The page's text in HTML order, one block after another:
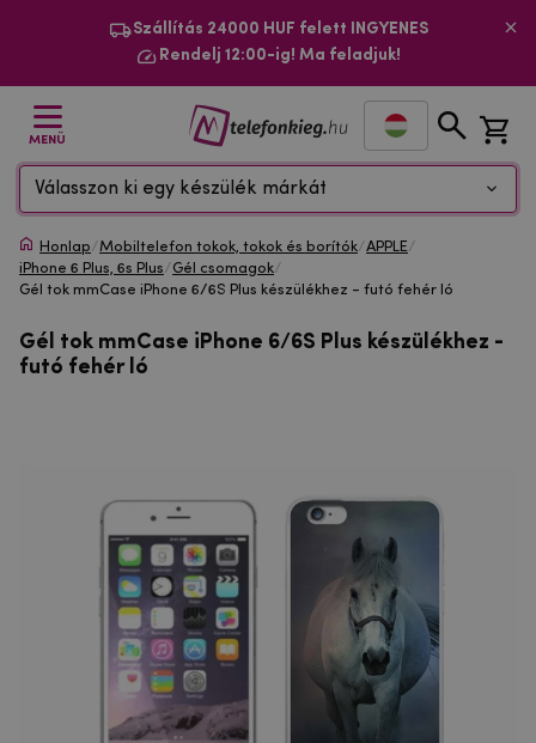
Szállítás 24000 HUF felett INGYENES
Rendelj 12:00-ig! Ma feladjuk!
MENÜ
Válasszon ki egy készülék márkát
Honlap/Mobiltelefon tokok, tokok és borítók/APPLE/
iPhone 6 Plus, 6s Plus/Gél csomagok/
Gél tok mmCase iPhone 6/6S Plus készülékhez - futó fehér ló
Gél tok mmCase iPhone 6/6S Plus készülékhez -
futó fehér ló